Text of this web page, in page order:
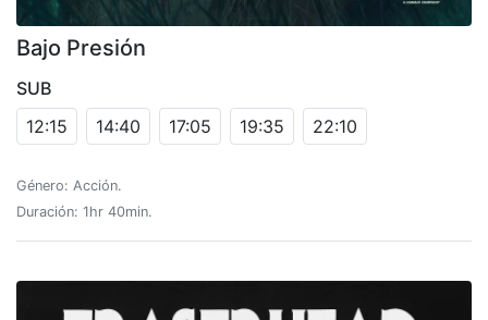
Bajo Presión
SUB
12:15
14:40 17:05 19:35 22:10
Género: Acción.
Duración: 1hr 40min.